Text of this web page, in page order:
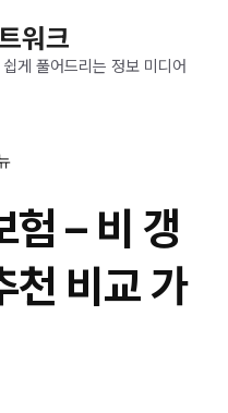
워크
게 풀어드리는 정보 미디어
험 – 비 갱
천 비교 가